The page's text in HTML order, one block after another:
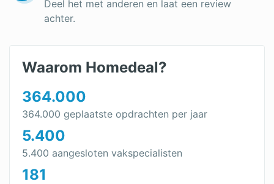
Deel het met anderen en laat een review
achter.
Waarom Homedeal?
364.000
364.000 geplaatste opdrachten per jaar
5.400
5.400 aangesloten vakspecialisten
181